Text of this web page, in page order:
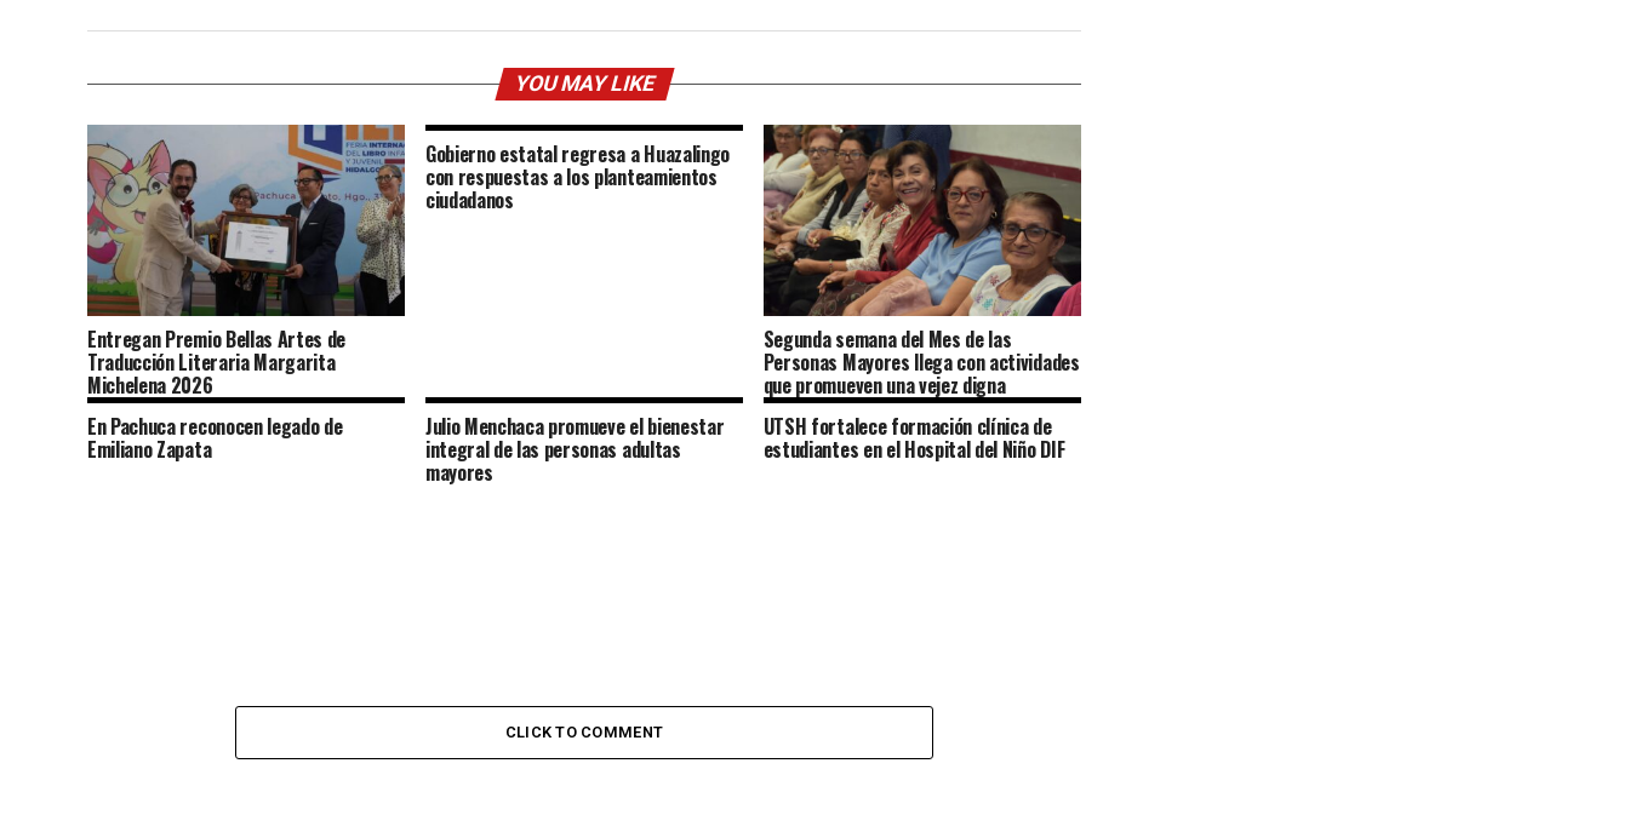
YOU MAY LIKE
Entregan Premio Bellas Artes de
Traducción Literaria Margarita
Michelena 2026
Gobierno estatal regresa a Huazalingo
con respuestas a los planteamientos
ciudadanos
Segunda semana del Mes de las
Personas Mayores llega con actividades
que promueven una vejez digna
En Pachuca reconocen legado de
Emiliano Zapata
Julio Menchaca promueve el bienestar
integral de las personas adultas
mayores
UTSH fortalece formación clínica de
estudiantes en el Hospital del Niño DIF
CLICK TO COMMENT